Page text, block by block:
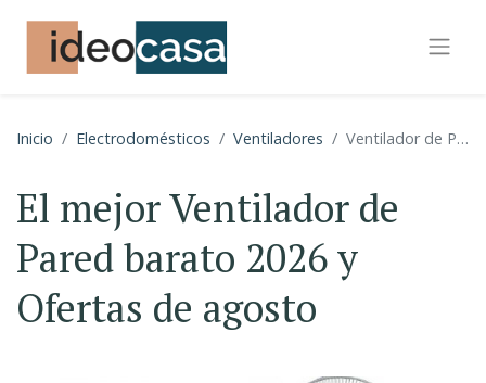
Inicio Electrodomésticos Ventiladores Ventilador de Pared
El mejor Ventilador de
Pared barato 2026 y
Ofertas de agosto